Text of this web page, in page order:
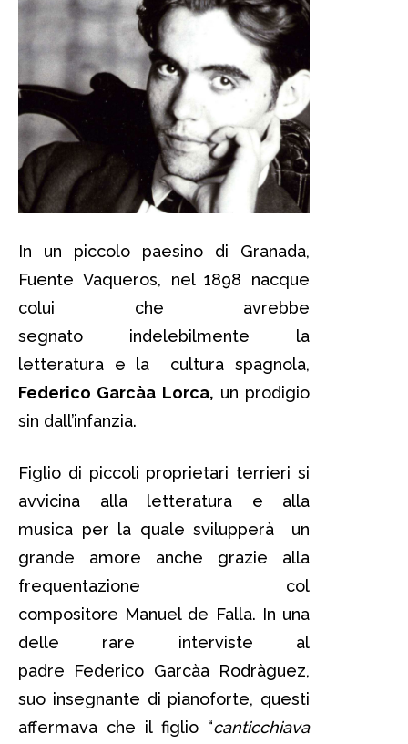
In un piccolo paesino di Granada,
Fuente Vaqueros, nel 1898 nacque
colui che avrebbe
segnato indelebilmente la
letteratura e la cultura spagnola,
Federico Garcà­a Lorca, un prodigio
sin dall’infanzia.
Figlio di piccoli proprietari terrieri si
avvicina alla letteratura e alla
musica per la quale svilupperà un
grande amore anche grazie alla
frequentazione col
compositore Manuel de Falla. In una
delle rare interviste al
padre Federico Garcà­a Rodrà­guez,
suo insegnante di pianoforte, questi
affermava che il figlio “canticchiava